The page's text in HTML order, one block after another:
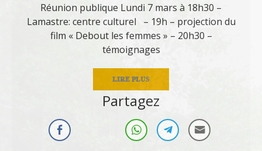
Réunion publique Lundi 7 mars à 18h30 –
Lamastre: centre culturel – 19h – projection du
film « Debout les femmes » – 20h30 –
témoignages
LIRE PLUS
Partagez